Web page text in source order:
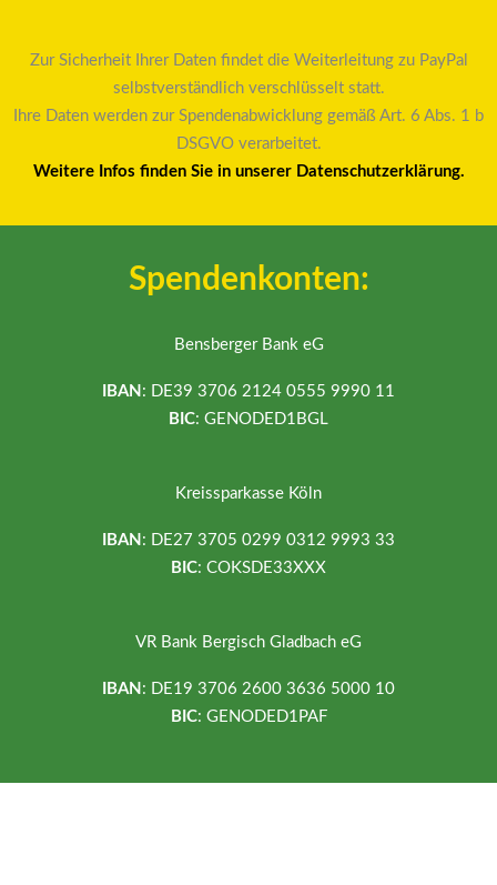
Zur Sicherheit Ihrer Daten findet die Weiterleitung zu PayPal
selbstverständlich verschlüsselt statt.
Ihre Daten werden zur Spendenabwicklung gemäß Art. 6 Abs. 1 b
DSGVO verarbeitet.
Weitere Infos finden Sie in unserer Datenschutzerklärung.
Spendenkonten:
Bensberger Bank eG
IBAN : DE39 3706 2124 0555 9990 11
BIC: GENODED1BGL
Kreissparkasse Köln
IBAN : DE27 3705 0299 0312 9993 33
BIC: COKSDE33XXX
VR Bank Bergisch Gladbach eG
IBAN : DE19 3706 2600 3636 5000 10
BIC: GENODED1PAF